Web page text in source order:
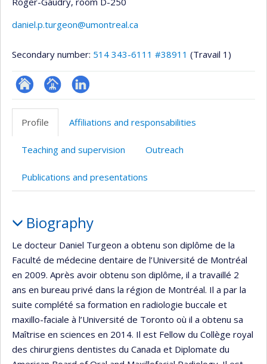
daniel.p.turgeon@umontreal.ca
Secondary number: 514 343-6111 #38911 (Travail 1)
ResearchGate
Page
(faculté,département,école)
LinkedIn
Profile
Affiliations and responsabilities
Teaching and supervision Outreach
Publications and presentations
Biography
Le docteur Daniel Turgeon a obtenu son diplôme de la
Faculté de médecine dentaire de l’Université de Montréal
en 2009. Après avoir obtenu son diplôme, il a travaillé 2
ans en bureau privé dans la région de Montréal. Il a par la
suite complété sa formation en radiologie buccale et
maxillo-faciale à l’Université de Toronto où il a obtenu sa
Maîtrise en sciences en 2014. Il est Fellow du Collège royal
des chirurgiens dentistes du Canada et Diplomate du